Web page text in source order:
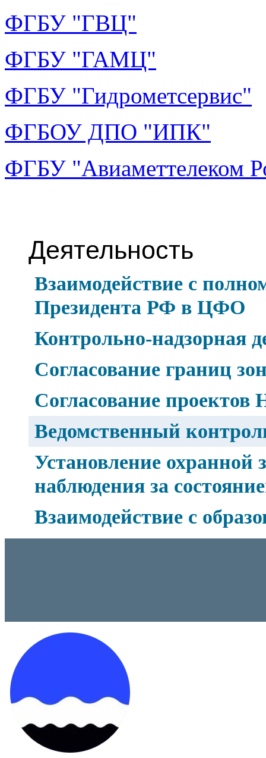
ФГБУ "ГВЦ"
ФГБУ "ГАМЦ"
ФГБУ "Гидрометсервис"
ФГБОУ ДПО "ИПК"
ФГБУ "Авиаметтелеком
Деятельность
Взаимодействие с
Президента РФ в ЦФО
Контрольно-надзорная
Согласование границ
Согласование проектов
Ведомственный
Установление охранной
наблюдения за
Взаимодействие с